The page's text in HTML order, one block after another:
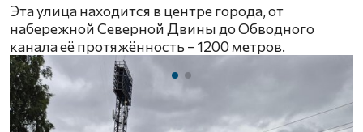
Эта улица находится в центре города, от
набережной Северной Двины до Обводного
канала её протяжённость – 1200 метров.